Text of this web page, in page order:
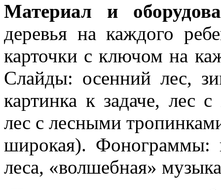
Материал и
деревья на каждого
карточки с ключом на
Слайды: осенний лес,
картинка к задаче, лес
лес с лесными
широкая). Фонограммы:
леса, «волшебная»